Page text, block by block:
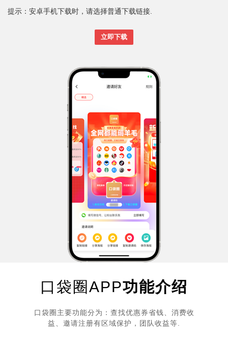
提示：安卓手机下载时，请选择普通下载链接.
立即下载
口袋圈APP功能介绍
口袋圈主要功能分为：查找优惠券省钱、消费收
益、邀请注册有区域保护，团队收益等.